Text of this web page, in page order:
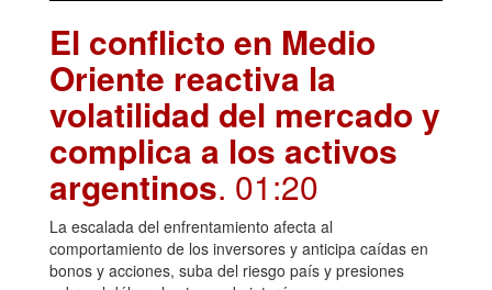
El conflicto en Medio
Oriente reactiva la
volatilidad del mercado y
complica a los activos
argentinos. 01:20
La escalada del enfrentamiento afecta al
comportamiento de los inversores y anticipa caídas en
bonos y acciones, suba del riesgo país y presiones